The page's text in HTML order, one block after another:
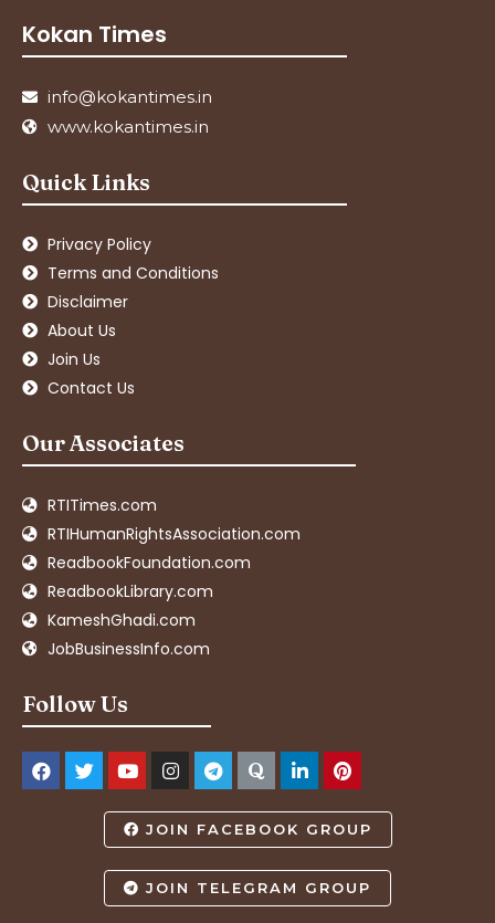
Kokan Times
info@kokantimes.in
www.kokantimes.in
Quick Links
Privacy Policy
Terms and Conditions
Disclaimer
About Us
Join Us
Contact Us
Our Associates
RTITimes.com
RTIHumanRightsAssociation.com
ReadbookFoundation.com
ReadbookLibrary.com
KameshGhadi.com
JobBusinessInfo.com
Follow Us
JOIN FACEBOOK GROUP
JOIN TELEGRAM GROUP